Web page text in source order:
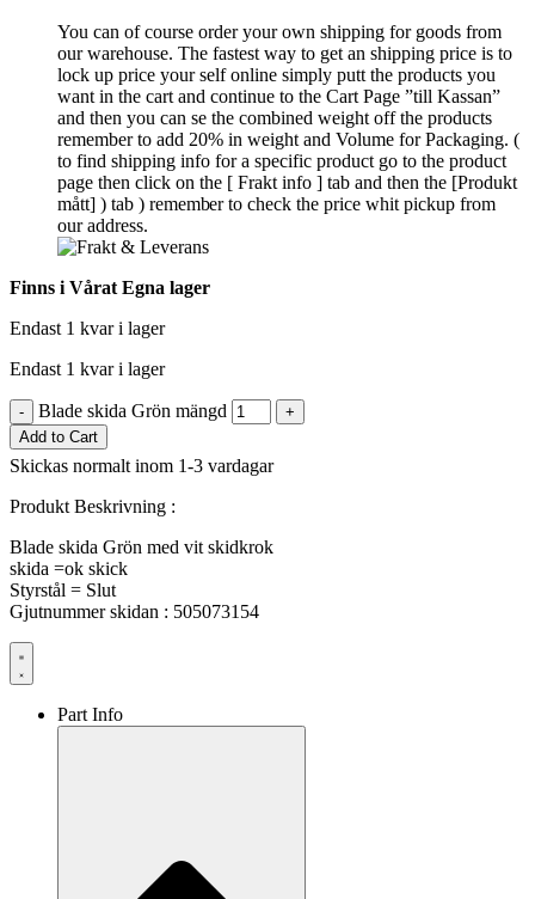
You can of course order your own shipping for goods from
our warehouse. The fastest way to get an shipping price is to
lock up price your self online simply putt the products you
want in the cart and continue to the Cart Page ”till Kassan”
and then you can se the combined weight off the products
remember to add 20% in weight and Volume for Packaging. (
to find shipping info for a specific product go to the product
page then click on the [ Frakt info ] tab and then the [Produkt
mått] ) tab ) rememberto check the price whit pickup from
our address.
Finns i Vårat Egna lager
Endast 1 kvar i lager
Endast 1 kvar i lager
- Blade skida Grön mängd
+
Add to Cart
Skickas normalt inom 1-3 vardagar
Produkt Beskrivning :
Blade skida Grön med vit skidkrok
skida =ok skick
Styrstål = Slut
Gjutnummer skidan : 505073154
Part Info